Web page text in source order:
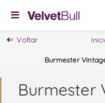
Voltar
Burmester
Burmester